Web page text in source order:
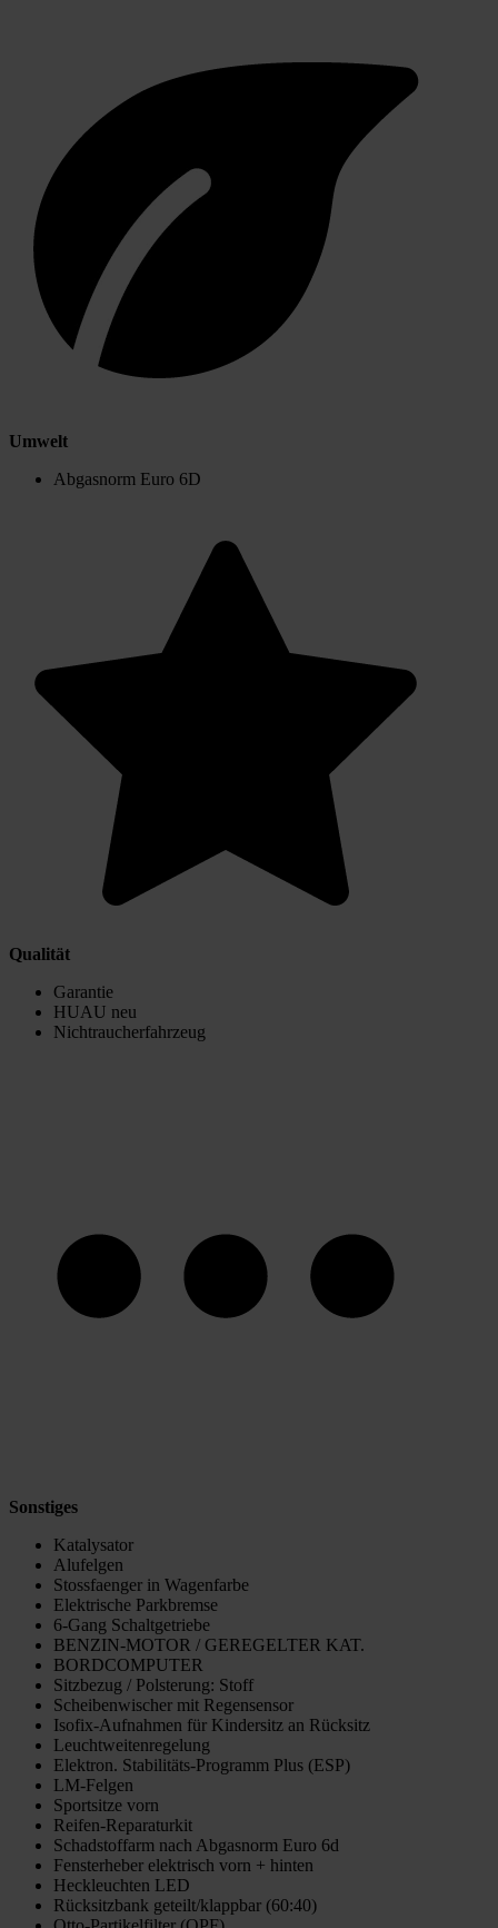
Umwelt
Abgasnorm Euro 6D
Qualität
Garantie
HUAU neu
Nichtraucherfahrzeug
Sonstiges
Katalysator
Alufelgen
Stossfaenger in Wagenfarbe
Elektrische Parkbremse
6-Gang Schaltgetriebe
BENZIN-MOTOR / GEREGELTER KAT.
BORDCOMPUTER
Sitzbezug / Polsterung: Stoff
Scheibenwischer mit Regensensor
Isofix-Aufnahmen für Kindersitz an Rücksitz
Leuchtweitenregelung
Elektron. Stabilitäts-Programm Plus (ESP)
LM-Felgen
Sportsitze vorn
Reifen-Reparaturkit
Schadstoffarm nach Abgasnorm Euro 6d
Fensterheber elektrisch vorn + hinten
Heckleuchten LED
Rücksitzbank geteilt/klappbar (60:40)